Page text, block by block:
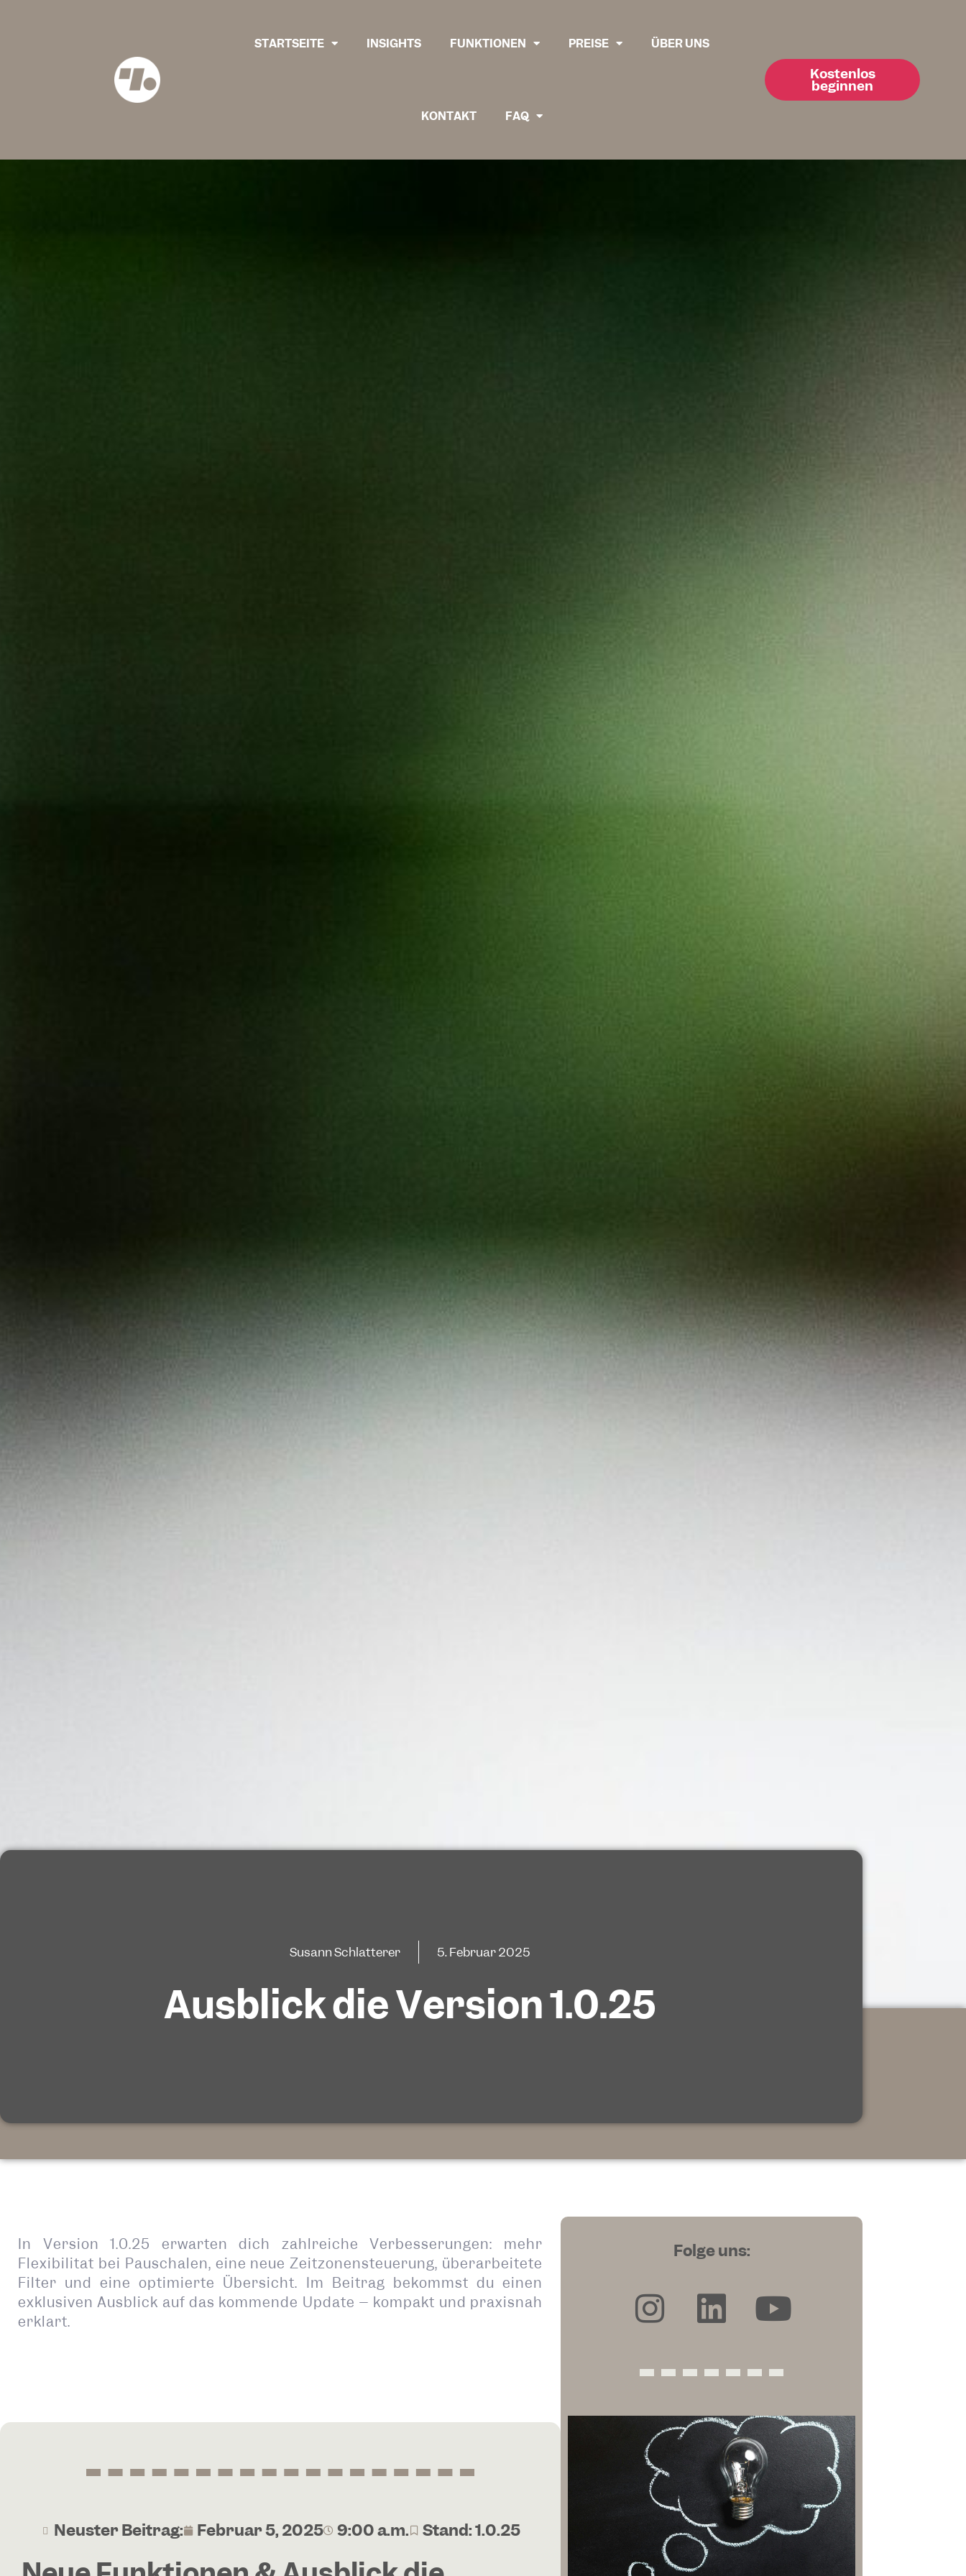
STARTSEITE INSIGHTS FUNKTIONEN PREISE ÜBER UNS
KONTAKT FAQ
Kostenlos
beginnen
Susann Schlatterer 5. Februar 2025
Ausblick die Version 1.0.25
In Version 1.0.25 erwarten dich zahlreiche Verbesserungen: mehr
Flexibilität bei Pauschalen, eine neue Zeitzonensteuerung, überarbeitete
Filter und eine optimierte Übersicht. Im Beitrag bekommst du einen
exklusiven Ausblick auf das kommende Update – kompakt und praxisnah
erklärt.
Neuster Beitrag: Februar 5, 2025 9:00 a.m. Stand: 1.0.25
Folge uns: